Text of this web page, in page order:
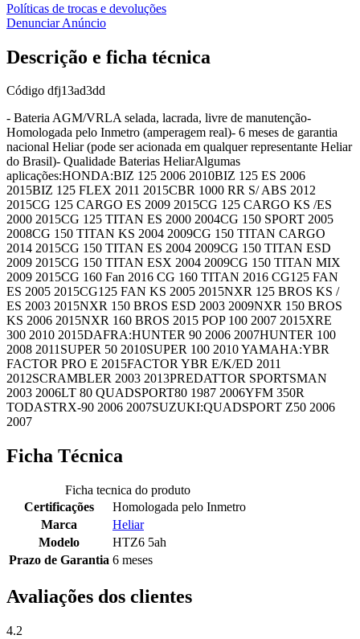
Políticas de trocas e devoluções
Denunciar Anúncio
Descrição e ficha técnica
Código dfj13ad3dd
- Bateria AGM/VRLA selada, lacrada, livre de manutenção-
Homologada pelo Inmetro (amperagem real)- 6 meses de garantia
nacional Heliar (pode ser acionada em qualquer representante Heliar
do Brasil)- Qualidade Baterias HeliarAlgumas
aplicações:HONDA:BIZ 125 2006 2010BIZ 125 ES 2006
2015BIZ 125 FLEX 2011 2015CBR 1000 RR S/ ABS 2012
2015CG 125 CARGO ES 2009 2015CG 125 CARGO KS /ES
2000 2015CG 125 TITAN ES 2000 2004CG 150 SPORT 2005
2008CG 150 TITAN KS 2004 2009CG 150 TITAN CARGO
2014 2015CG 150 TITAN ES 2004 2009CG 150 TITAN ESD
2009 2015CG 150 TITAN ESX 2004 2009CG 150 TITAN MIX
2009 2015CG 160 Fan 2016 CG 160 TITAN 2016 CG125 FAN
ES 2005 2015CG125 FAN KS 2005 2015NXR 125 BROS KS /
ES 2003 2015NXR 150 BROS ESD 2003 2009NXR 150 BROS
KS 2006 2015NXR 160 BROS 2015 POP 100 2007 2015XRE
300 2010 2015DAFRA:HUNTER 90 2006 2007HUNTER 100
2008 2011SUPER 50 2010SUPER 100 2010 YAMAHA:YBR
FACTOR PRO E 2015FACTOR YBR E/K/ED 2011
2012SCRAMBLER 2003 2013PREDATTOR SPORTSMAN
2003 2006LT 80 QUADSPORT80 1987 2006YFM 350R
TODASTRX-90 2006 2007SUZUKI:QUADSPORT Z50 2006
2007
Ficha Técnica
Ficha tecnica do produto
Certificações
Homologada pelo Inmetro
Marca
Heliar
Modelo
HTZ6 5ah
Prazo de Garantia 6 meses
Avaliações dos clientes
4.2